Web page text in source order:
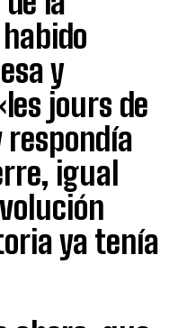
y
jours de
respondía
igual
ya tenía